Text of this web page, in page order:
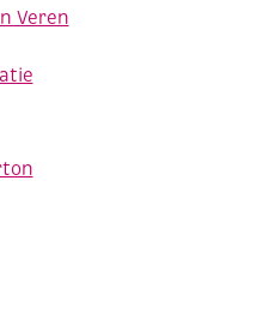
Veren